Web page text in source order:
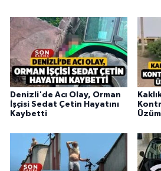
Denizli'de Acı Olay, Orman
İşçisi Sedat Çetin Hayatını
Kaybetti